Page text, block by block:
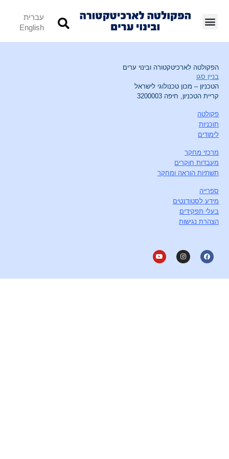
עברית
English
הפקולטה לארכיטקטורה ובינוי ערים
בניין סגו
הטכניון – מכון טכנולוגי לישראל
קריית הטכניון, חיפה 3200003
פקולטה
תוכניות
לימודים
מרכזי מחקר
מעבדות חוקרים
תשתיות הוראה ומחקר
ספרייה
מידע לסטודנטים
בעלי תפקידים
הצהרת נגישות